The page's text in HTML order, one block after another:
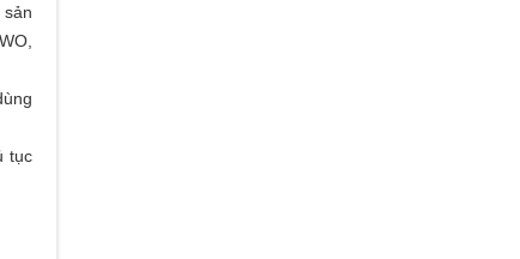
tục